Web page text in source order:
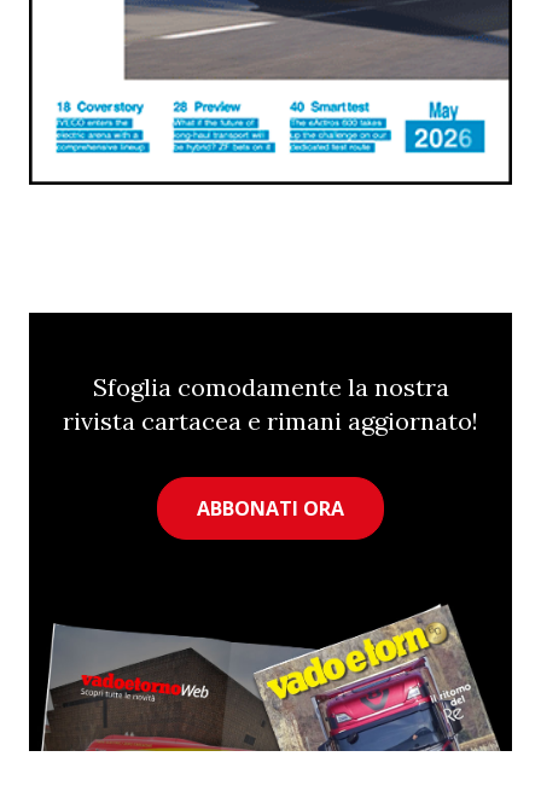
Sfoglia comodamente la nostra
rivista cartacea e rimani aggiornato!
ABBONATI ORA